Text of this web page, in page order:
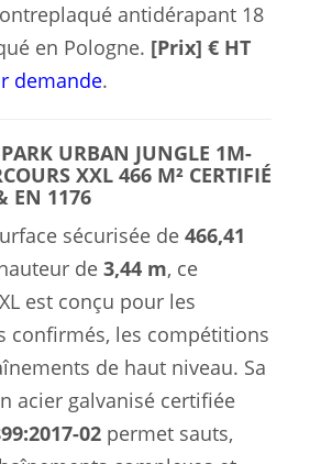
antidérapant 18
en Pologne. [Prix] € HT
demande.
URBAN JUNGLE 1M-
XXL 466 M² CERTIFIÉ
EN 1176
sécurisée de 466,41
de 3,44 m, ce
est conçu pour les
confirmés, les compétitions
de haut niveau. Sa
acier galvanisé certifiée
02 permet sauts,